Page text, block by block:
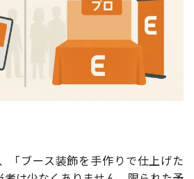
「ブース装飾を手作りで仕上げた